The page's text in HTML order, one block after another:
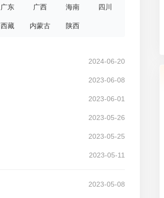
广东 广西 海南 四川
西藏 内蒙古 陕西
2024-06-20
2023-06-08
2023-06-01
2023-05-26
2023-05-25
2023-05-11
2023-05-08